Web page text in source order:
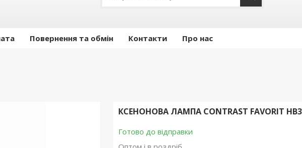
Повернення та обмін Контакти Про нас
КСЕНОНОВА ЛАМПА CONTRAST FAVORIT HB3
Готово до відправки